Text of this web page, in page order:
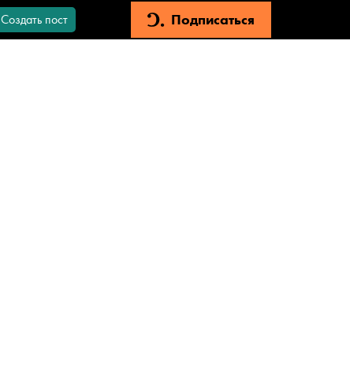
Создать пост Подписаться